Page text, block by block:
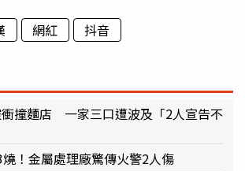
網紅 抖音
撞麵店 一家三口遭波及「2人宣告不
！金屬處理廠驚傳火警2人傷